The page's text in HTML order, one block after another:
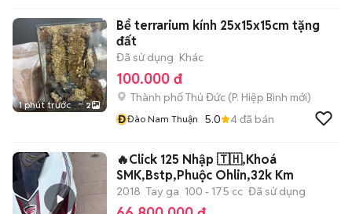
1 phút trước 2
Bể terrarium kính 25x15x15cm tặng
đất
Đã sử dụng Khác
100.000 đ
Thành phố Thủ Đức (P. Hiệp Bình mới)
ĐĐào Nam Thuận 5.0 4đã bán
🔥Click 125 Nhập 🇹🇭,Khoá
SMK,Bstp,Phuộc Ohlin,32k Km
2018 Tay ga 100 - 175 cc Đã sử dụng